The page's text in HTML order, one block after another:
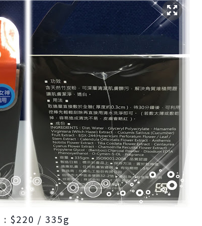
: $220 / 335g